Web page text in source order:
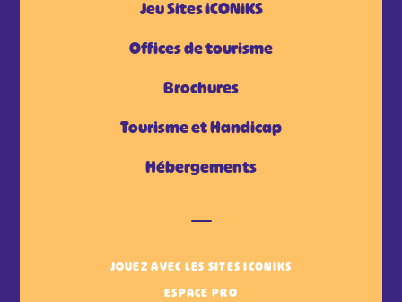
Jeu Sites iCONiKS
Offices de tourisme
Brochures
Tourisme et Handicap
Hébergements
JOUEZ AVEC LES SITES ICONIKS
ESPACE PRO